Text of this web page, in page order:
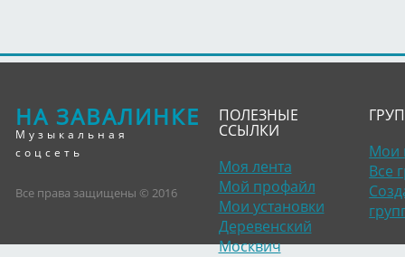
НА ЗАВАЛИНКЕ
Музыкальная
соцсеть
Все права защищены © 2016
ПОЛЕЗНЫЕ
ССЫЛКИ
Моя лента
Мой профайл
Мои установки
Деревенский
Москвич
Мои
Все